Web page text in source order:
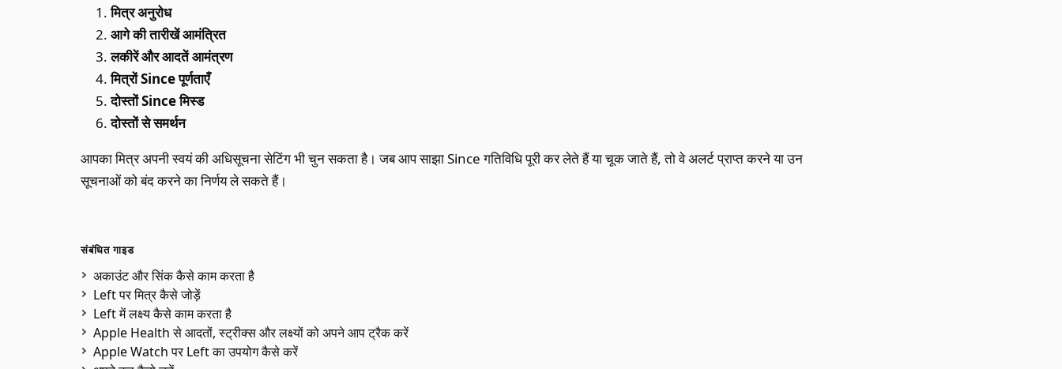
मित्र अनुरोध
आगे की तारीखें आमंत्रित
लकीरें और आदतें आमंत्रण
मित्रों Since पूर्णताएँ
दोस्तों Since मिस्ड
दोस्तों से समर्थन
आपका मित्र अपनी स्वयं की अधिसूचना सेटिंग भी चुन सकता है। जब आप साझा Since गतिविधि पूरी कर लेते हैं या चूक जाते हैं, तो वे अलर्ट प्राप्त करने या उन
सूचनाओं को बंद करने का निर्णय ले सकते हैं।
संबंधित गाइड
अकाउंट और सिंक कैसे काम करता है
Left पर मित्र कैसे जोड़ें
Left में लक्ष्य कैसे काम करता है
Apple Health से आदतों, स्ट्रीक्स और लक्ष्यों को अपने आप ट्रैक करें
Apple Watch पर Left का उपयोग कैसे करें